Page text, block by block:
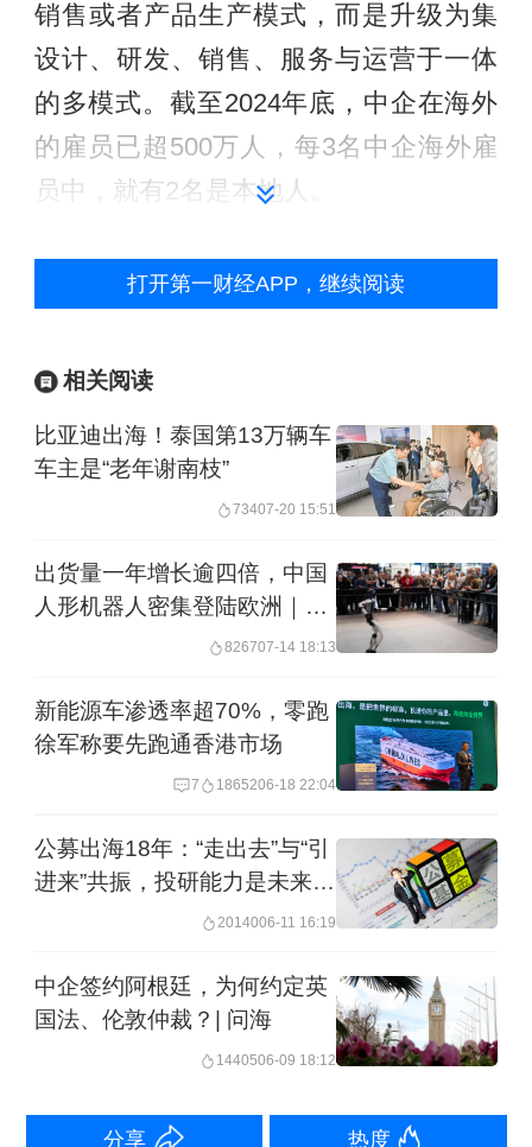
销售或者产品生产模式，而是升级为集
设计、研发、销售、服务与运营于一体
的多模式。截至2024年底，中企在海外
的雇员已超500万人，每3名中企海外雇
员中，就有2名是本地人。
这意味着，薪酬管理已不是后台事务，
而是连接合规、文化与组织能力的前端
到复杂度”，而在于“能否把这些变化转化
为企业长期的全球运营能力”。
在她看来，中企出海面临的合规压力尤
为突出。当前全球各国都在密集收紧用
工与数据安全法规，合规已不仅仅是人
力或法务部门的任务，而是涉及组织架
的系统工程。对于出海企业而言，真正
需要建立的是一套系统化、可扩展的治
在企业端，出海路径正在分化。越来越
复杂的环境也在倒逼中国企业从“走出
去”走向“走上去”。
于今年3月在北交所挂牌上市的昆山海菲
再回归中国”的路径。其创始人边仿
打开第一财经APP，继续阅读
相关阅读
比亚迪出海！泰国第13万辆车
车主是“老年谢南枝”
73407-20 15:51
出货量一年增长逾四倍，中国
人形机器人密集登陆欧洲｜问
826707-14 18:13
新能源车渗透率超70%，零跑
徐军称要先跑通香港市场
7 1865206-18 22:04
公募出海18年：“走出去”与“引
进来”共振，投研能力是未来核
2014006-11 16:19
中企签约阿根廷，为何约定英
国法、伦敦仲裁？| 问海
1440506-09 18:12
分享 热度